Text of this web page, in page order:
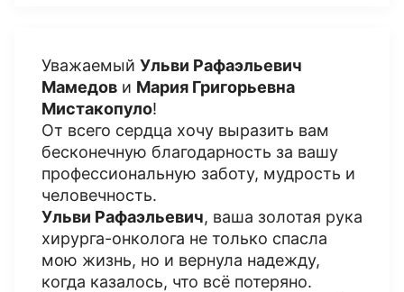
Уважаемый Ульви Рафаэльевич
Мамедов и Мария Григорьевна
Мистакопуло!
От всего сердца хочу выразить вам
бесконечную благодарность за вашу
профессиональную заботу, мудрость и
человечность.
Ульви Рафаэльевич, ваша золотая рука
хирурга-онколога не только спасла
мою жизнь, но и вернула надежду,
когда казалось, что всё потеряно.